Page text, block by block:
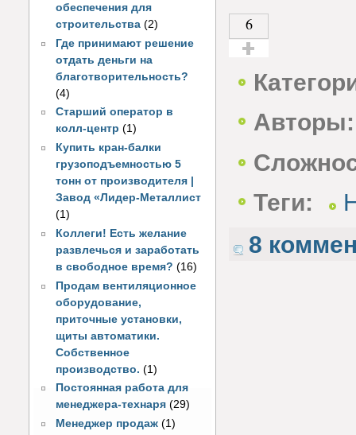
обеспечения для
строительства (2)
Где принимают решение
отдать деньги на
благотворительность?
(4)
Старший оператор в
колл-центр (1)
Купить кран-балки
грузоподъемностью 5
тонн от производителя |
Завод «Лидер-Металлист
(1)
Коллеги! Есть желание
развлечься и заработать
в свободное время? (16)
Продам вентиляционное
оборудование,
приточные установки,
щиты автоматики.
Собственное
производство. (1)
Постоянная работа для
менеджера-технаря (29)
Менеджер продаж (1)
6
Авторы:
Теги:
8